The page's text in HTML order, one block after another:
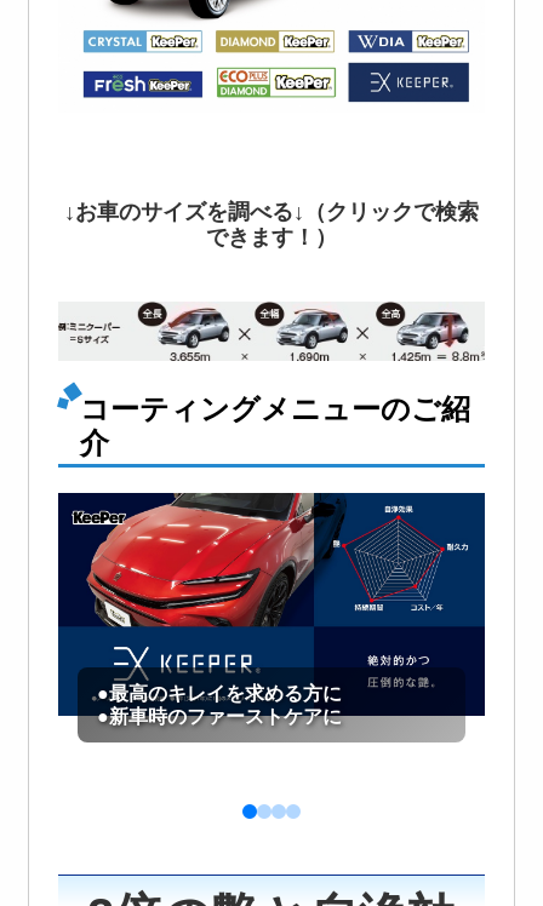
↓お車のサイズを調べる↓（クリックで検索
できます！）
コーティングメニューのご紹
介
●最高のキレイを求める方に
●新車時のファーストケアに